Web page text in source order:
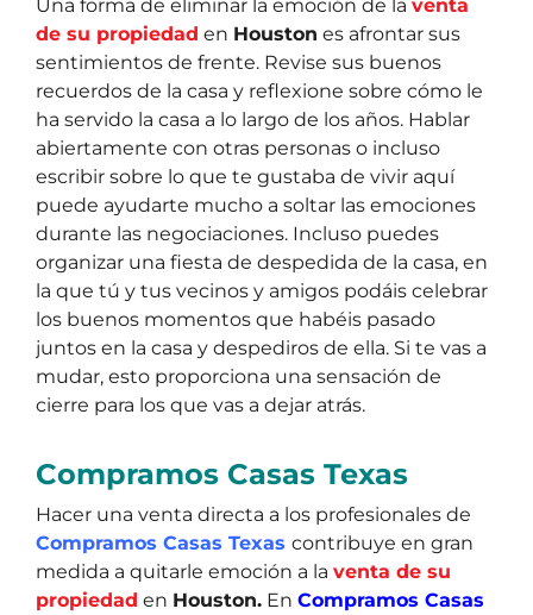
Una forma de eliminar la emoción de la venta
de su propiedad en Houston es afrontar sus
sentimientos de frente. Revise sus buenos
recuerdos de la casa y reflexione sobre cómo le
ha servido la casa a lo largo de los años. Hablar
abiertamente con otras personas o incluso
escribir sobre lo que te gustaba de vivir aquí
puede ayudarte mucho a soltar las emociones
durante las negociaciones. Incluso puedes
organizar una fiesta de despedida de la casa, en
la que tú y tus vecinos y amigos podáis celebrar
los buenos momentos que habéis pasado
juntos en la casa y despediros de ella. Si te vas a
mudar, esto proporciona una sensación de
cierre para los que vas a dejar atrás.
Compramos Casas Texas
Hacer una venta directa a los profesionales de
Compramos Casas Texas contribuye en gran
medida a quitarle emoción a la venta de su
propiedad en Houston. En Compramos Casas